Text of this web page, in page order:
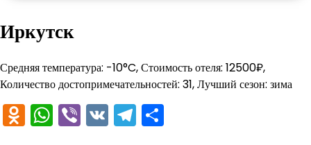
Иркутск
Средняя температура: -10°C, Стоимость отеля: 12500₽,
Количество достопримечательностей: 31, Лучший сезон: зима
Odnoklassniki
WhatsApp
Viber
VKTelegram